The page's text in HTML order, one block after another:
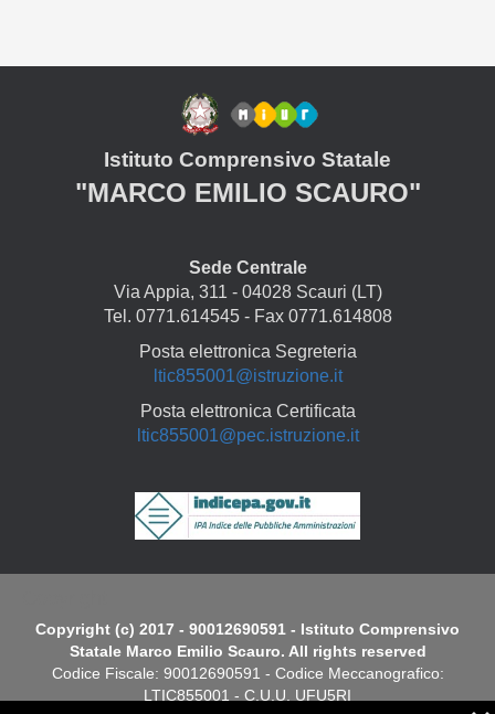
Istituto Comprensivo Statale
"MARCO EMILIO SCAURO"
Sede Centrale
Via Appia, 311 - 04028 Scauri (LT)
Tel. 0771.614545 - Fax 0771.614808
Posta elettronica Segreteria
ltic855001@istruzione.it
Posta elettronica Certificata
ltic855001@pec.istruzione.it
Copyright (c) 2017 - 90012690591 - Istituto Comprensivo
Statale Marco Emilio Scauro. All rights reserved
Codice Fiscale: 90012690591 - Codice Meccanografico:
LTIC855001 - C.U.U. UFU5RI